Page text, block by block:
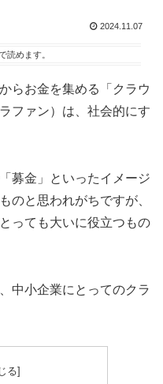
2024.11.07
読めます。
らお金を集める「クラウ
ファン）は、社会的にす
募金」といったイメージ
のと思われがちですが、
っても大いに役立つもの
中小企業にとってのクラ